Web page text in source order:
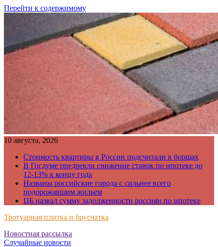
Перейти к содержимому
10 августа, 2026
Стоимость квартиры в России подсчитали в борщах
В Госдуме предрекли снижение ставок по ипотеке до
12-13% к концу года
Названы российские города с сильнее всего
подорожавшим жильем
ЦБ назвал сумму задолженности россиян по ипотеке
Тротуарная плитка и брусчатка
Just another WordPress site
Новостная рассылка
Случайные новости